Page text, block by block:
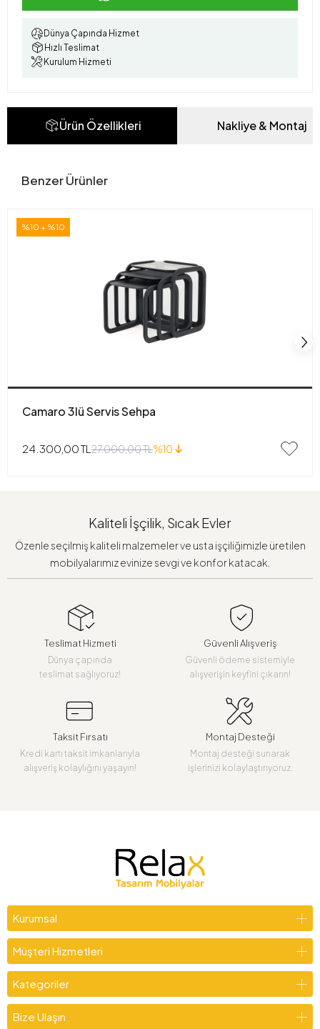
Dünya Çapında Hizmet
Hızlı Teslimat
Kurulum Hizmeti
Ürün Özellikleri Nakliye & Montaj
Benzer Ürünler
%10 + %10
Camaro 3lü Servis Sehpa
24.300,00 TL 27.000,00 TL%10
Kaliteli İşçilik, Sıcak Evler
Özenle seçilmiş kaliteli malzemeler ve usta işçiliğimizle üretilen
mobilyalarımız evinize sevgi ve konfor katacak.
Teslimat Hizmeti
Dünya çapında
teslimat sağlıyoruz!
Güvenli Alışveriş
Güvenli ödeme sistemiyle
alışverişin keyfini çıkarın!
Taksit Fırsatı
Kredi kartı taksit imkanlarıyla
alışveriş kolaylığını yaşayın!
Montaj Desteği
Montaj desteği sunarak
işlerinizi kolaylaştırıyoruz.
Kurumsal
Müşteri Hizmetleri
Kategoriler
Bize Ulaşın